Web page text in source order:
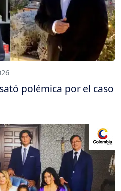
polémica por el caso